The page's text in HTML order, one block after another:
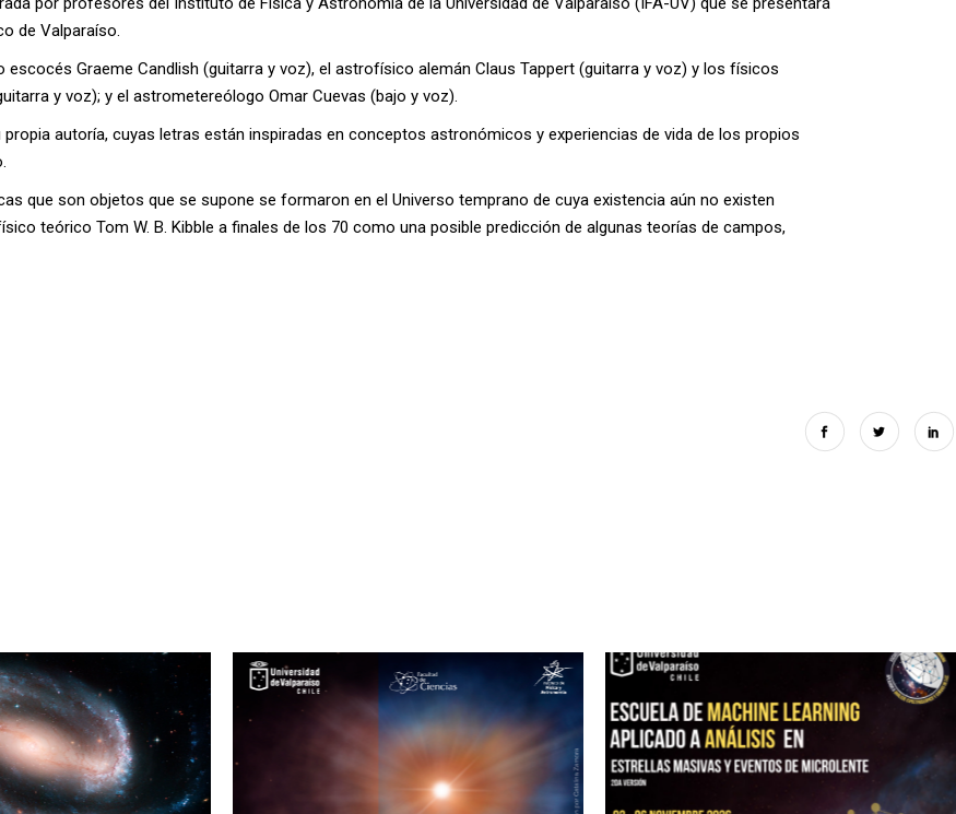
de Valparaíso.
Graeme Candlish (guitarra y voz), el astrofísico alemán Claus Tappert (guitarra y voz) y los físicos
y voz); y el astrometereólogo Omar Cuevas (bajo y voz).
autoría, cuyas letras están inspiradas en conceptos astronómicos y experiencias de vida de los propios
que son objetos que se supone se formaron en el Universo temprano de cuya existencia aún no existen
teórico Tom W. B. Kibble a finales de los 70 como una posible predicción de algunas teorías de campos,